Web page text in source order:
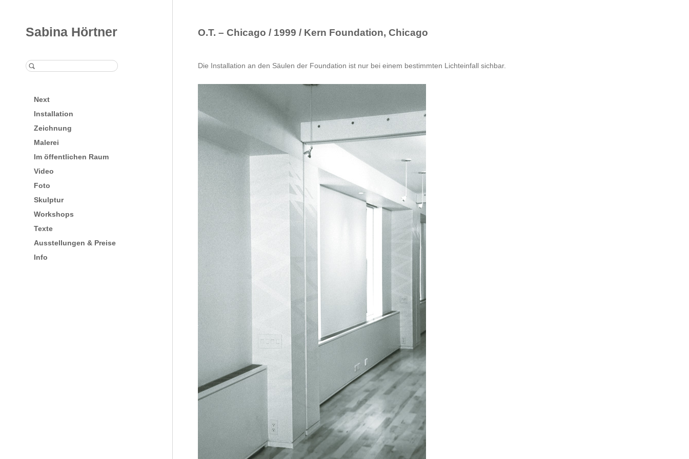
Sabina Hörtner
Next
Installation
Zeichnung
Malerei
Im öffentlichen Raum
Video
Foto
Skulptur
Workshops
Texte
Ausstellungen & Preise
Info
O.T. – Chicago / 1999 / Kern Foundation, Chicago
Die Installation an den Säulen der Foundation ist nur bei einem bestimmten Lichteinfall sichbar.